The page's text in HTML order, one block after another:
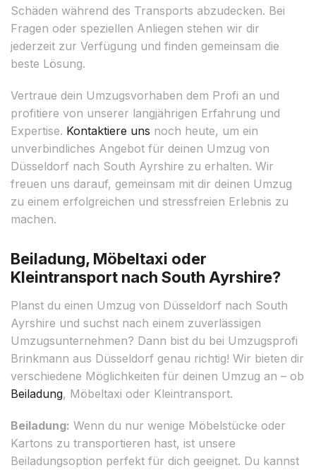
Schäden während des Transports abzudecken. Bei
Fragen oder speziellen Anliegen stehen wir dir
jederzeit zur Verfügung und finden gemeinsam die
beste Lösung.
Vertraue dein Umzugsvorhaben dem Profi an und
profitiere von unserer langjährigen Erfahrung und
Expertise. Kontaktiere uns noch heute, um ein
unverbindliches Angebot für deinen Umzug von
Düsseldorf nach South Ayrshire zu erhalten. Wir
freuen uns darauf, gemeinsam mit dir deinen Umzug
zu einem erfolgreichen und stressfreien Erlebnis zu
machen.
Beiladung, Möbeltaxi oder
Kleintransport nach South Ayrshire?
Planst du einen Umzug von Düsseldorf nach South
Ayrshire und suchst nach einem zuverlässigen
Umzugsunternehmen? Dann bist du bei Umzugsprofi
Brinkmann aus Düsseldorf genau richtig! Wir bieten dir
verschiedene Möglichkeiten für deinen Umzug an – ob
Beiladung, Möbeltaxi oder Kleintransport.
Beiladung: Wenn du nur wenige Möbelstücke oder
Kartons zu transportieren hast, ist unsere
Beiladungsoption perfekt für dich geeignet. Du kannst